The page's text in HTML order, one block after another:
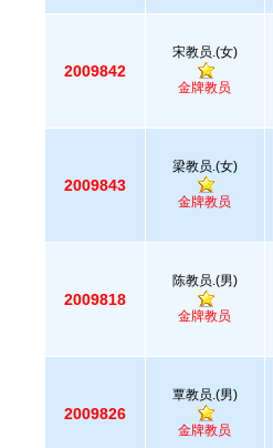
2009842
宋教员.(女)
金牌教员
2009843
梁教员.(女)
金牌教员
2009818
陈教员.(男)
金牌教员
2009826
覃教员.(男)
金牌教员